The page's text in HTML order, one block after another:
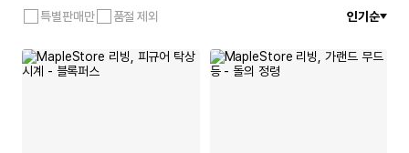
특별판매만 품절 제외 인기순